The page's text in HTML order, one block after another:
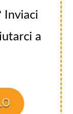
Inviaci
a